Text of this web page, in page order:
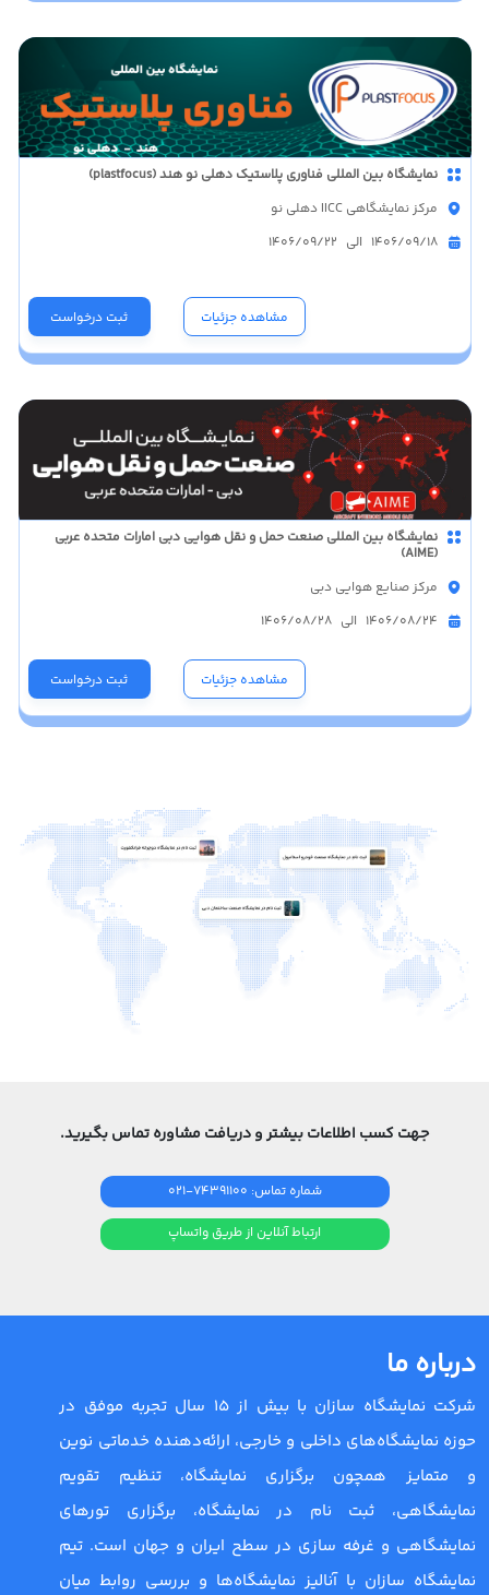
نمایشگاه بین المللی فناوری پلاستیک دهلی نو هند (plastfocus)
مرکز نمایشگاهی IICC دهلی نو
1406/09/18 الی 1406/09/22
ثبت درخواست مشاهده جزئیات
نمایشگاه بین المللی صنعت حمل و نقل هوایی دبی امارات متحده عربی
(AIME)
مرکز صنایع هوایی دبی
1406/08/24 الی 1406/08/28
ثبت درخواست مشاهده جزئیات
جهت کسب اطلاعات بیشتر و دریافت مشاوره تماس بگیرید.
شماره تماس: 74391100-021
ارتباط آنلاین از طریق واتساپ
درباره ما
شرکت نمایشگاه سازان با بیش از 15 سال تجربه موفق در
حوزه نمایشگاه‌های داخلی و خارجی، ارائه‌دهنده خدماتی نوین
و متمایز همچون برگزاری نمایشگاه، تنظیم تقویم
نمایشگاهی، ثبت نام در نمایشگاه، برگزاری تورهای
نمایشگاهی و غرفه سازی در سطح ایران و جهان است. تیم
نمایشگاه سازان با آنالیز نمایشگاه‌ها و بررسی روابط میان